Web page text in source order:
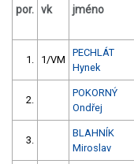
por. vk jméno
1. 1/VM
PECHLÁT
Hynek
2.
POKORNÝ
Ondřej
3.
BLAHNÍK
Miroslav